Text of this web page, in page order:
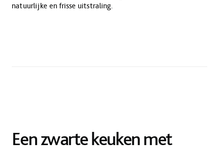
natuurlijke en frisse uitstraling.
Een zwarte keuken met